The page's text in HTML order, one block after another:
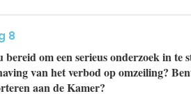
8
bereid om een serieus onderzoek in te
van het verbod op omzeiling?
aan de Kamer?